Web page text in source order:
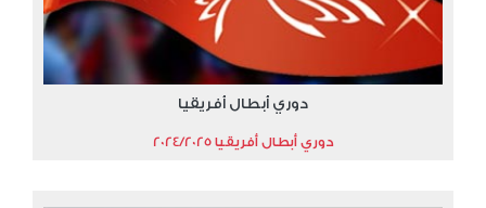
دوري أبطال أفريقيا
دوري أبطال أفريقيا 2024/2025